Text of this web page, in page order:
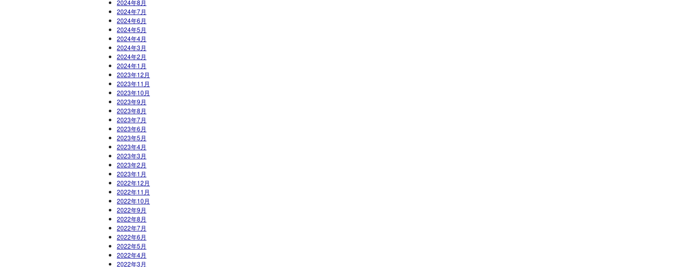
2024年8月
2024年7月
2024年6月
2024年5月
2024年4月
2024年3月
2024年2月
2024年1月
2023年12月
2023年11月
2023年10月
2023年9月
2023年8月
2023年7月
2023年6月
2023年5月
2023年4月
2023年3月
2023年2月
2023年1月
2022年12月
2022年11月
2022年10月
2022年9月
2022年8月
2022年7月
2022年6月
2022年5月
2022年4月
2022年3月